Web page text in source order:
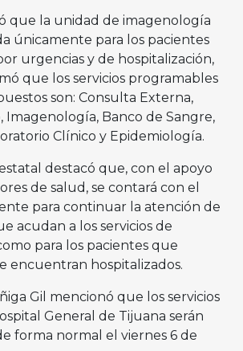
que la unidad de imagenología
únicamente para los pacientes
urgencias y de hospitalización,
que los servicios programables
son: Consulta Externa,
Imagenología, Banco de Sangre,
Clínico y Epidemiología.
destacó que, con el apoyo
de salud, se contará con el
para continuar la atención de
acudan a los servicios de
para los pacientes que
encuentran hospitalizados.
Gil mencionó que los servicios
General de Tijuana serán
forma normal el viernes 6 de